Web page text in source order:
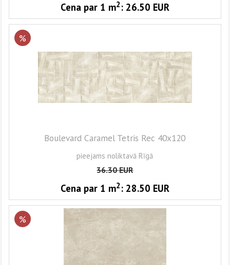
Cena par 1 m2 : 26.50 EUR
Boulevard Caramel Tetris Rec 40x120
pieejams noliktavā Rīgā
36.30EUR
Cena par 1 m2 : 28.50 EUR
%
%